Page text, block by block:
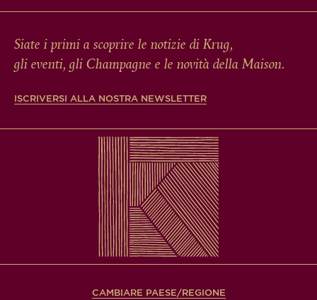
Siate i primi a scoprire le notizie di Krug,
gli eventi, gli Champagne e le novità della Maison.
ISCRIVERSI ALLA NOSTRA NEWSLETTER
CAMBIARE PAESE/REGIONE